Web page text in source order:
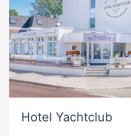
Hotel Yachtclub